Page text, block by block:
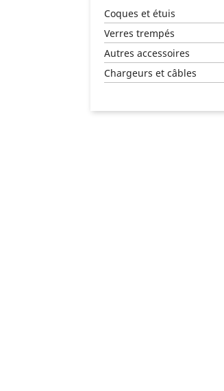
Coques et étuis
Verres trempés
Autres accessoires
Chargeurs et câbles